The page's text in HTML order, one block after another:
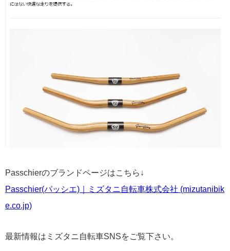
Passchierのブランドページはこちら↓
Passchier(パッシエ)｜ミズタニ自転車株式会社 (mizutanibik
e.co.jp)
最新情報はミズタニ自転車SNSをご覧下さい。